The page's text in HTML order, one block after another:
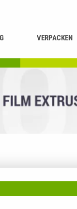
VERPACKEN